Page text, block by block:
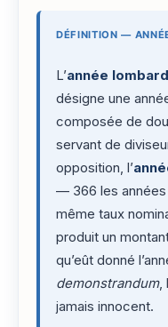
DÉFINITION —
L’année
désigne une
composée de
servant de
opposition, l’
— 366 les années
même taux
produit un
qu’eût donné
demonstrandum,
jamais innocent.